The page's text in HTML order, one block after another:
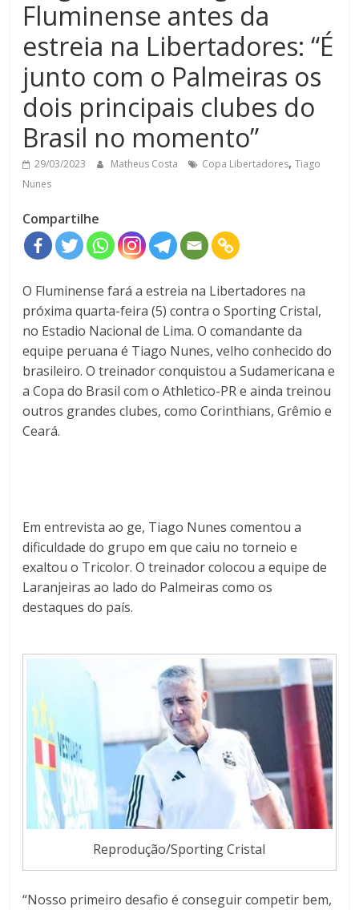
Fluminense antes da
estreia na Libertadores: “É
junto com o Palmeiras os
dois principais clubes do
Brasil no momento”
29/03/2023 Matheus Costa Copa Libertadores,Tiago
Nunes
Compartilhe
O Fluminense fará a estreia na Libertadores na
próxima quarta-feira (5) contra o Sporting Cristal,
no Estadio Nacional de Lima. O comandante da
equipe peruana é Tiago Nunes, velho conhecido do
brasileiro. O treinador conquistou a Sudamericana e
a Copa do Brasil com o Athletico-PR e ainda treinou
outros grandes clubes, como Corinthians, Grêmio e
Ceará.
Em entrevista ao ge, Tiago Nunes comentou a
dificuldade do grupo em que caiu no torneio e
exaltou o Tricolor. O treinador colocou a equipe de
Laranjeiras ao lado do Palmeiras como os
destaques do país.
Reprodução/Sporting Cristal
“Nosso primeiro desafio é conseguir competir bem,